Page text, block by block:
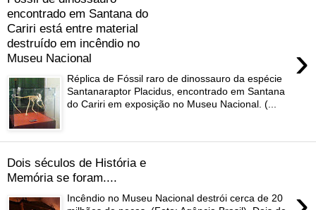
encontrado em Santana do
Cariri está entre material
destruído em incêndio no
Museu Nacional
›
Réplica de Fóssil raro de dinossauro da espécie
Santanaraptor Placidus, encontrado em Santana
do Cariri em exposição no Museu Nacional. (...
Dois séculos de História e
Memória se foram....
Incêndio no Museu Nacional destrói cerca de 20